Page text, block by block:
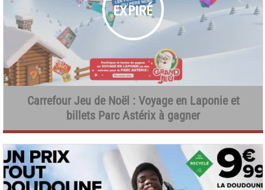
Carrefour Jeu de Noël : Voyage en Laponie et
billets Parc Astérix à gagner